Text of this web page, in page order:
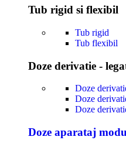
Tub rigid si flexibil
Tub rigid
Tub flexibil
Doze derivatie -
Doze
Doze
Doze
Doze aparataj